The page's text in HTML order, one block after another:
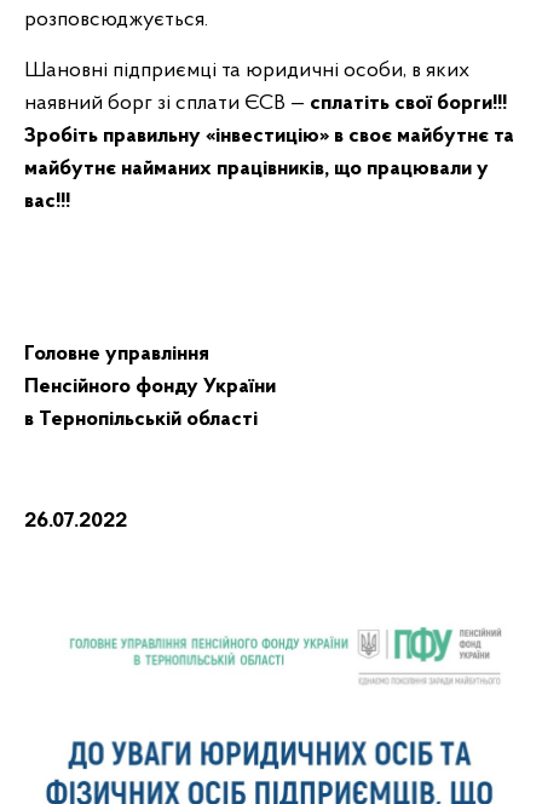
розповсюджується.
Шановні підприємці та юридичні особи, в яких
наявний борг зі сплати ЄСВ — сплатіть свої борги!!!
Зробіть правильну «інвестицію» в своє майбутнє та
майбутнє найманих працівників, що працювали у
вас!!!
Головне управління
Пенсійного фонду України
в Тернопільській області
26.07.2022